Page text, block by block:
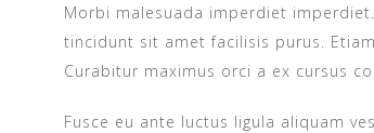
Morbi malesuada imperdiet
tincidunt sit amet facilisis purus.
Curabitur maximus orci a ex cursus
Fusce eu ante luctus ligula aliquam